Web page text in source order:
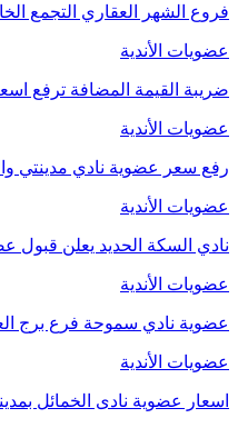
فروع الشهر العقاري التجمع
عضويات الأندية
ضريبة القيمة المضافة ترفع اسعار عضوية
عضويات الأندية
رفع سعر عضوية نادي مدينتي
عضويات الأندية
نادي السكة الحديد يعلن قبول عضويات
عضويات الأندية
عضوية نادي سموحة فرع برج
عضويات الأندية
اسعار عضوية نادى الخمائل بمدينة 6 أكتوبر وعضوية مجانية